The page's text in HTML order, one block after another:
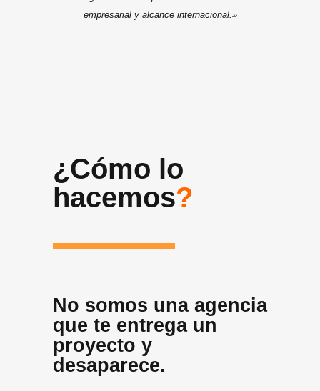
empresarial y alcance internacional.»
¿Cómo lo
hacemos?
No somos una agencia
que te entrega un
proyecto y
desaparece.